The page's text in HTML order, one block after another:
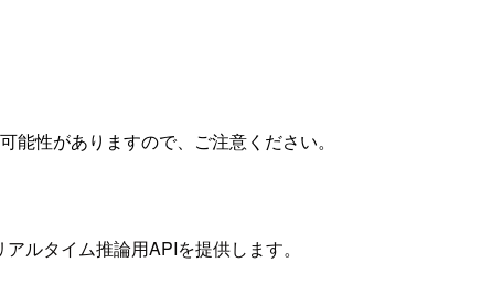
性がありますので、ご注意ください。
ルタイム推論用APIを提供します。